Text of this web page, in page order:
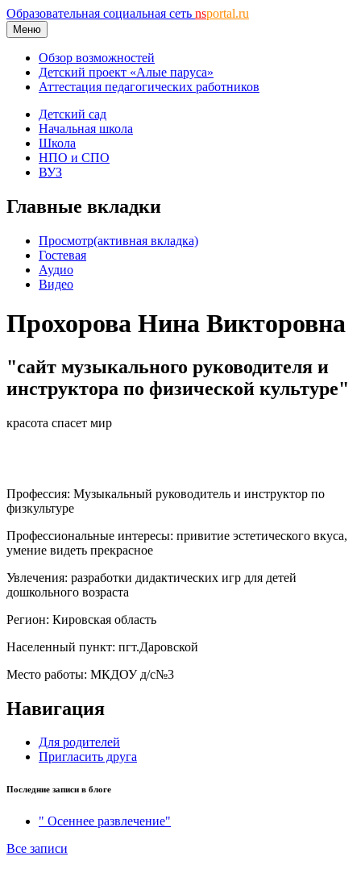
Образовательная социальная сеть nsportal.ru
Меню
Обзор возможностей
Детский проект «Алые паруса»
Аттестация педагогических работников
Детский сад
Начальная школа
Школа
НПО и СПО
ВУЗ
Главные вкладки
Просмотр(активная вкладка)
Гостевая
Аудио
Видео
Прохорова Нина Викторовна
"сайт музыкального руководителя и
инструктора по физической культуре"
красота спасет мир
Профессия: Музыкальный руководитель и инструктор по
физкультуре
Профессиональные интересы: привитие эстетического вкуса,
умение видеть прекрасное
Увлечения: разработки дидактических игр для детей
дошкольного возраста
Регион: Кировская область
Населенный пункт: пгт.Даровской
Место работы: МКДОУ д/с№3
Навигация
Для родителей
Пригласить друга
Последние записи в блоге
" Осеннее развлечение"
Все записи